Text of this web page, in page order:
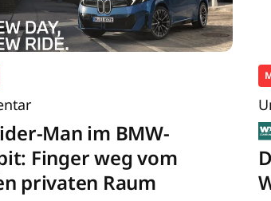
Man im BMW-
Finger weg vom
privaten Raum